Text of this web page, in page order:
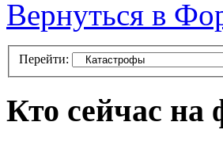
Вернуться в
Перейти:
Кто сейчас на